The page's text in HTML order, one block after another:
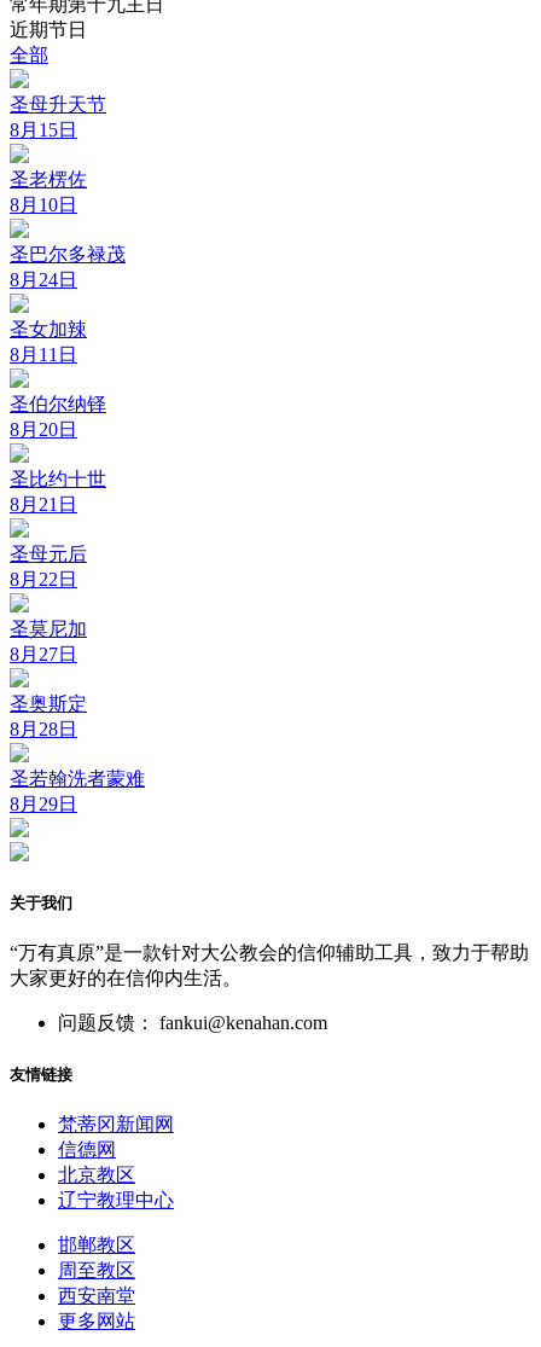
常年期第十九主日
近期节日
全部
圣母升天节
8月15日
圣老楞佐
8月10日
圣巴尔多禄茂
8月24日
圣女加辣
8月11日
圣伯尔纳铎
8月20日
圣比约十世
8月21日
圣母元后
8月22日
圣莫尼加
8月27日
圣奥斯定
8月28日
圣若翰洗者蒙难
8月29日
关于我们
“万有真原”是一款针对大公教会的信仰辅助工具，致力于帮助
大家更好的在信仰内生活。
问题反馈： fankui@kenahan.com
友情链接
梵蒂冈新闻网
信德网
北京教区
辽宁教理中心
邯郸教区
周至教区
西安南堂
更多网站